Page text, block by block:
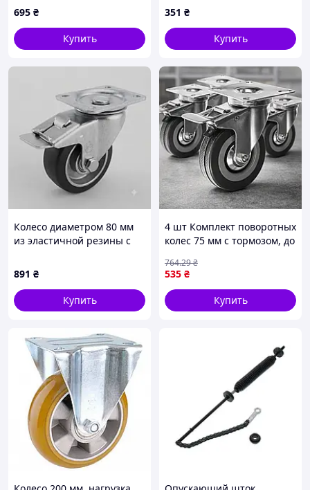
695 ₴
Купить
нержавеющем
кронштейне с отверстием
и тормозом
351 ₴
Купить
Колесо диаметром 80 мм
из эластичной резины с
средней прочности и
тормозом (180 кг)
891 ₴
Купить
4 шт Комплект поворотных
колес 75 мм с тормозом, до
Серебристый/Поворотные
колеса для тележек
535 ₴
764.29₴
Купить